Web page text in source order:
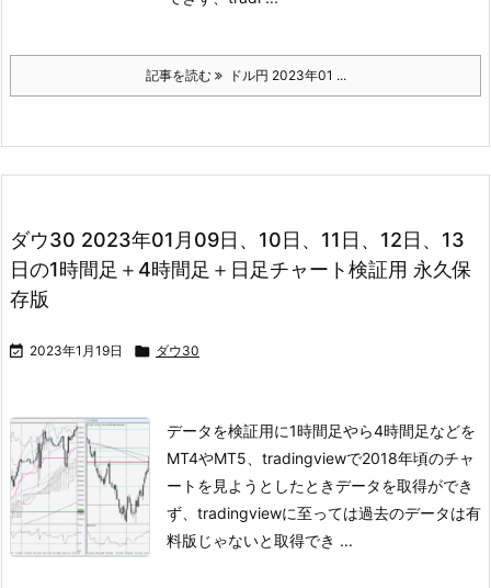
記事を読む ドル円 2023年01 ...
ダウ30 2023年01月09日、10日、11日、12日、13
日の1時間足＋4時間足＋日足チャート検証用 永久保
存版
 2023年1月19日  ダウ30
データを検証用に1時間足やら4時間足などを
MT4やMT5、tradingviewで2018年頃のチャ
ートを見ようとしたときデータを取得ができ
ず、 tradingviewに至っては過去のデータは有
料版じゃないと取得でき ...